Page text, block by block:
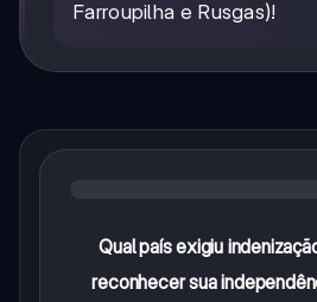
Farroupilha e Rusgas)!
Qual país exigiu
reconhecer sua